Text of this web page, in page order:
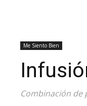
Me Siento Bien
Combinación de